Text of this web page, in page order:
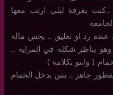
بغرفة ليلى ارتب معها
رد او تعليق .. يحس ماله
يناظر شكله في المرايه ..
( وانتو بكلامه )
جاهز .. بس بدخل الحمام